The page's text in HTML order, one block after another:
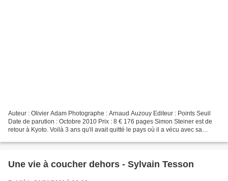
Auteur : Olivier Adam Photographe : Arnaud Auzouy Editeur : Points Seuil
Date de parution : Octobre 2010 Prix : 8 € 176 pages Simon Steiner est de
retour à Kyoto. Voilà 3 ans qu'il avait quitté le pays où il a vécu avec sa
Une vie à coucher dehors - Sylvain Tesson